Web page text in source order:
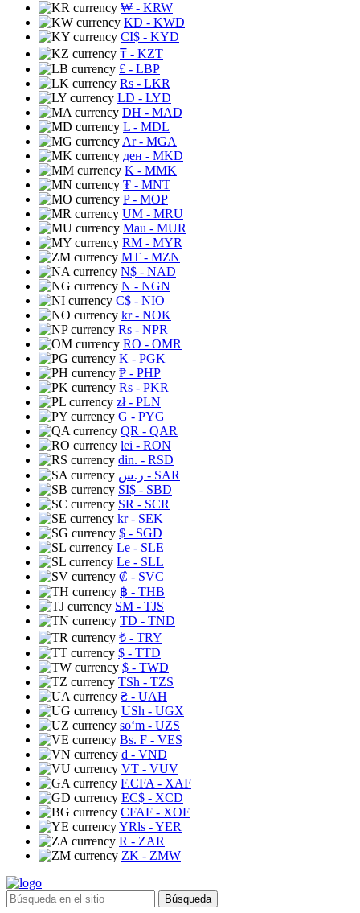
₩ - KRW
KD - KWD
CI$ - KYD
₸ - KZT
£ - LBP
Rs - LKR
LD - LYD
DH - MAD
L - MDL
Ar- MGA
ден - MKD
K - MMK
₮ - MNT
P- MOP
UM - MRU
Mau - MUR
RM - MYR
MT - MZN
N$ - NAD
N - NGN
C$ - NIO
kr- NOK
Rs - NPR
RO - OMR
K - PGK
₱ - PHP
Rs - PKR
zł- PLN
G - PYG
QR - QAR
lei - RON
din. - RSD
ر.س - SAR
SI$ - SBD
SR - SCR
kr- SEK
$ - SGD
Le - SLE
Le - SLL
₡ - SVC
฿ - THB
ЅМ - TJS
TD - TND
₺ - TRY
$ - TTD
$ - TWD
TSh - TZS
₴ - UAH
USh - UGX
soʻm - UZS
Bs. F - VES
₫ - VND
VT - VUV
F.CFA - XAF
EC$ - XCD
CFAF - XOF
YRls - YER
R - ZAR
ZK - ZMW
Búsqueda